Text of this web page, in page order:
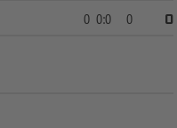
0 0:0 0 0